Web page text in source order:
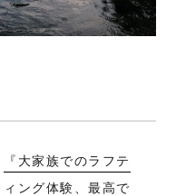
『大家族でのラフテ
ィング体験、最高で